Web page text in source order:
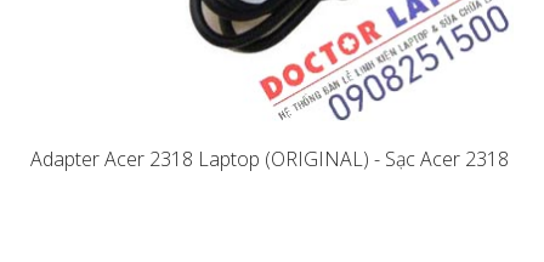
Adapter Acer 2318 Laptop (ORIGINAL) - Sạc Acer 2318